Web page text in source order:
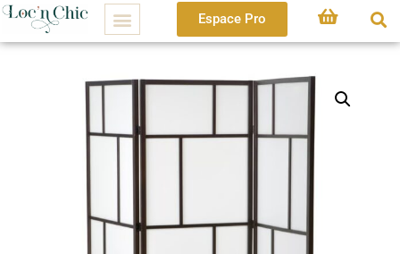
Espace Pro